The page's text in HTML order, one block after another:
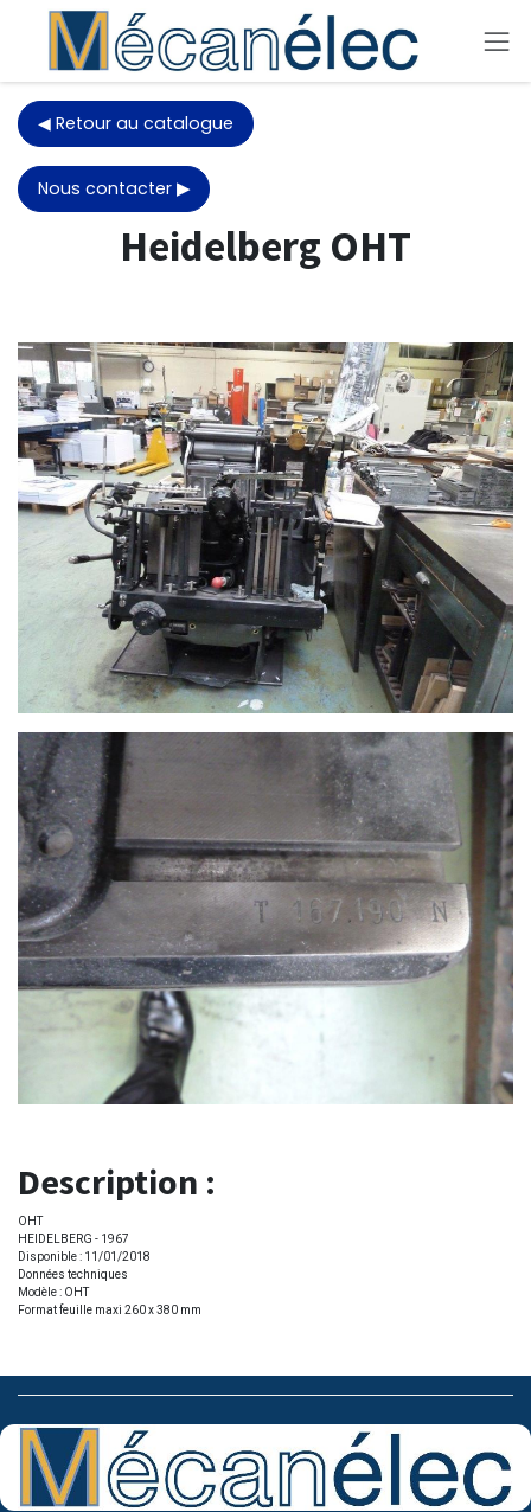
Skip to Content
◀ Retour au catalogue
Nous contacter ▶
Heidelberg OHT
Description :
OHT
HEIDELBERG - 1967
Disponible : 11/01/2018
Données techniques
Modèle : OHT
Format feuille maxi 260 x 380 mm